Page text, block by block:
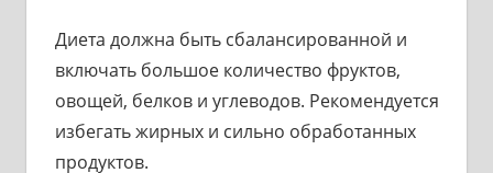
Диета должна быть сбалансированной и
включать большое количество фруктов,
овощей, белков и углеводов. Рекомендуется
избегать жирных и сильно обработанных
продуктов.